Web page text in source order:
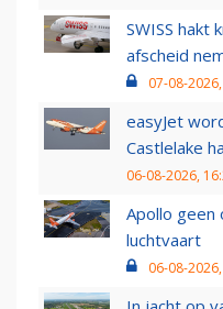
SWISS hakt
afscheid
07-08-
easyJet
Castlelake
06-08-2026,
Apollo geen
luchtvaart
06-08-